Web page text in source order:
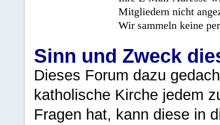
Mitgliedern nicht
Wir sammeln keine
Sinn und Zweck
Dieses Forum dazu
katholische Kirche jedem
Fragen hat, kann diese in